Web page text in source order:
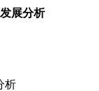
展分析
析